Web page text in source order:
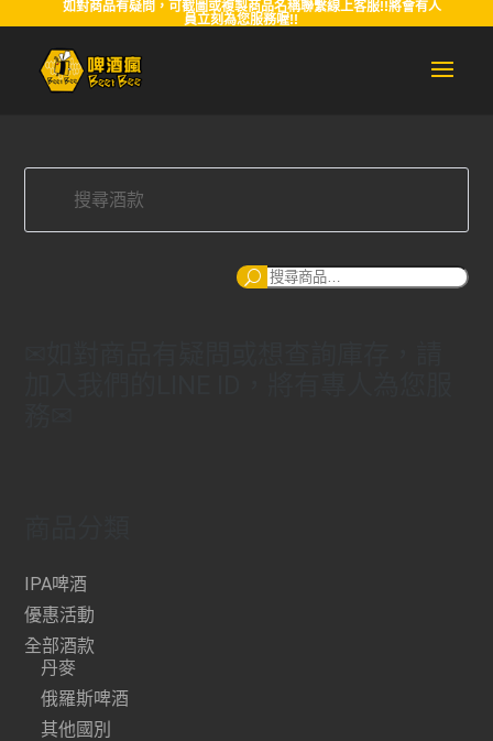
如對商品有疑問，可截圖或複製商品名稱聯繫線上客服!!將會有人
員立刻為您服務喔!!
搜
IPA啤酒
優惠活動
全部酒款
丹麥
俄羅斯啤酒
其他國別